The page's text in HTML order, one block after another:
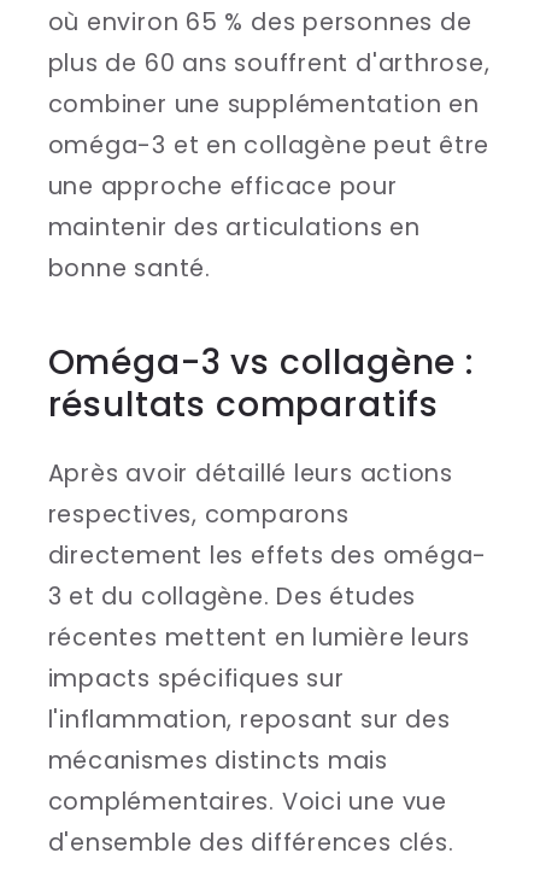
où environ 65 % des personnes de
plus de 60 ans souffrent d'arthrose,
combiner une supplémentation en
oméga-3 et en collagène peut être
une approche efficace pour
maintenir des articulations en
bonne santé.
Oméga-3 vs collagène :
résultats comparatifs
Après avoir détaillé leurs actions
respectives, comparons
directement les effets des oméga-
3 et du collagène. Des études
récentes mettent en lumière leurs
impacts spécifiques sur
l'inflammation, reposant sur des
mécanismes distincts mais
complémentaires. Voici une vue
d'ensemble des différences clés.